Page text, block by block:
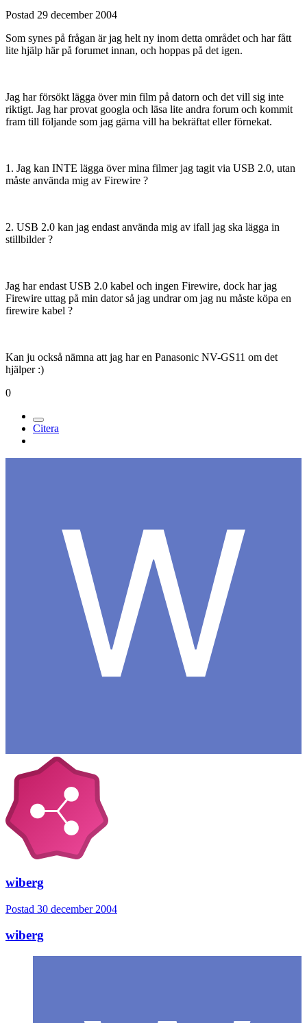
Postad 29 december 2004
Som synes på frågan är jag helt ny inom detta området och har fått
lite hjälp här på forumet innan, och hoppas på det igen.
Jag har försökt lägga över min film på datorn och det vill sig inte
riktigt. Jag har provat googla och läsa lite andra forum och kommit
fram till följande som jag gärna vill ha bekräftat eller förnekat.
1. Jag kan INTE lägga över mina filmer jag tagit via USB 2.0, utan
måste använda mig av Firewire ?
2. USB 2.0 kan jag endast använda mig av ifall jag ska lägga in
stillbilder ?
Jag har endast USB 2.0 kabel och ingen Firewire, dock har jag
Firewire uttag på min dator så jag undrar om jag nu måste köpa en
firewire kabel ?
Kan ju också nämna att jag har en Panasonic NV-GS11 om det
hjälper :)
0
Citera
wiberg
Postad 30 december 2004
wiberg